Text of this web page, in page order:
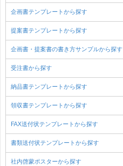
企画書テンプレートから探す
提案書テンプレートから探す
企画書・提案書の書き方サンプルから探す
受注書から探す
納品書テンプレートから探す
領収書テンプレートから探す
FAX送付状テンプレートから探す
書類送付状テンプレートから探す
社内啓蒙ポスターから探す